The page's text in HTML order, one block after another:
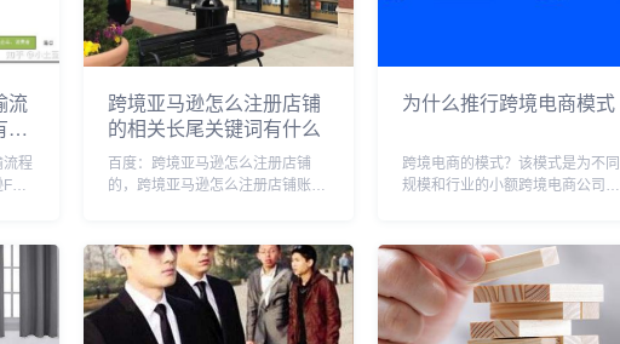
流
哪
程
大
跨境亚马逊怎么注册店铺
的相关长尾关键词有什么
百度：跨境亚马逊怎么注册店铺
的，跨境亚马逊怎么注册店铺账
逊跨境电商注册流程，亚马逊跨境
电商平台怎么开店，亚马逊跨境电
商的申请流程，亚马逊跨境入...
为什么推行跨境电商模式
跨境电商的模式？该模式是为不同
规模和行业的小额跨境电商公司提
的买卖过程，帮助企业推动其电子
商务跨境销售的发展，其主要盈利
模式为服务费。简述O...